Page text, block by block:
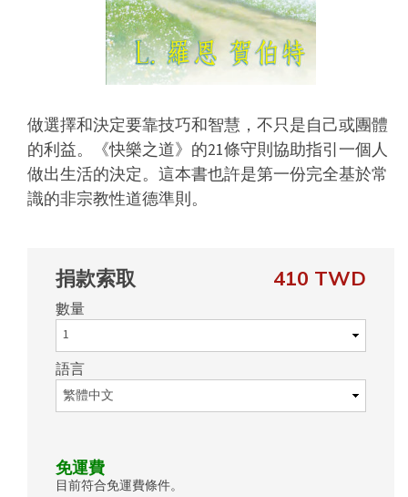
做選擇和決定要靠技巧和智慧，不只是自己或團體
的利益。《快樂之道》的21條守則協助指引一個人
做出生活的決定。這本書也許是第一份完全基於常
識的非宗教性道德準則。
捐款索取 410 TWD
數量
語言
免運費
目前符合免運費條件。